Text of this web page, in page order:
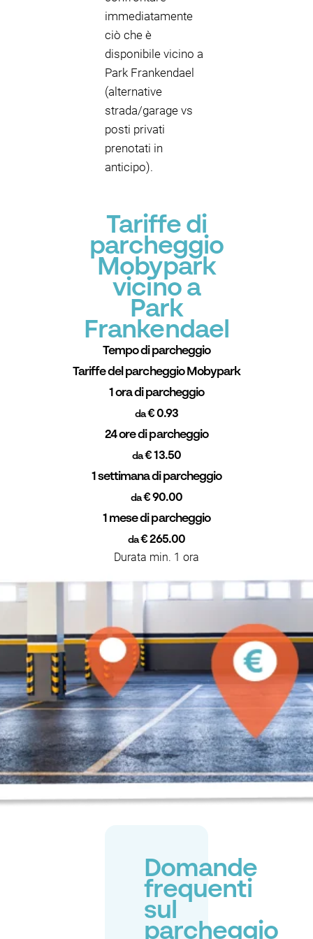
immediatamente
ciò che è
disponibile vicino a
Park Frankendael
(alternative
strada/garage vs
posti privati
prenotati in
anticipo).
Tariffe di
parcheggio
Mobypark
vicino a
Park
Frankendael
Tempo di parcheggio
Tariffe del parcheggio Mobypark
1 ora di parcheggio
da€ 0.93
24 ore di parcheggio
da€ 13.50
1 settimana di parcheggio
da€ 90.00
1 mese di parcheggio
da€ 265.00
Durata min. 1 ora
Domande
frequenti
sul
parcheggio